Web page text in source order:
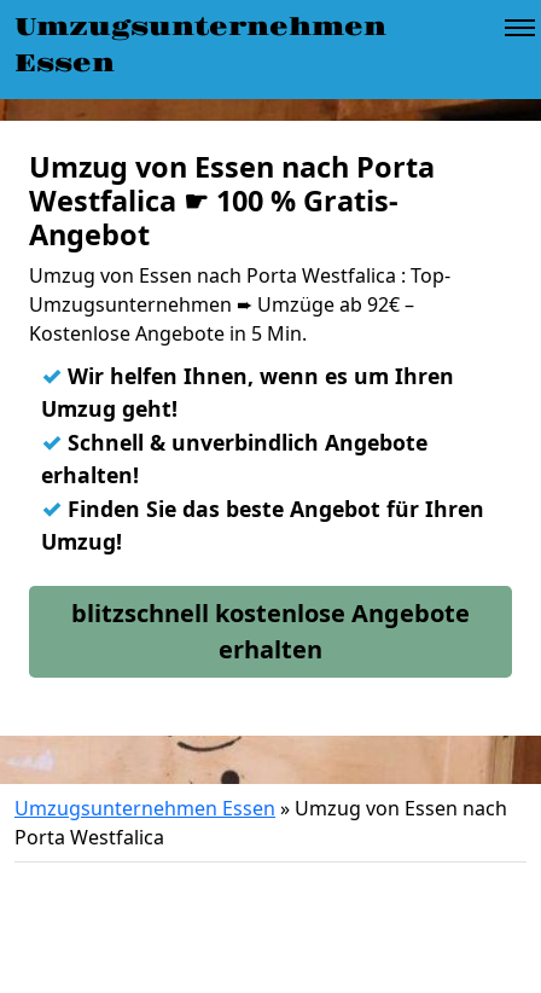
Umzugsunternehmen
Essen
Umzug von Essen nach Porta
Westfalica ☛ 100 % Gratis-
Angebot
Umzug von Essen nach Porta Westfalica : Top-
Umzugsunternehmen ➨ Umzüge ab 92€ –
Kostenlose Angebote in 5 Min.
✓ Wir helfen Ihnen, wenn es um Ihren
Umzug geht!
✓ Schnell & unverbindlich Angebote
erhalten!
✓ Finden Sie das beste Angebot für Ihren
Umzug!
blitzschnell kostenlose Angebote
erhalten
Umzugsunternehmen Essen » Umzug von Essen nach
Porta Westfalica